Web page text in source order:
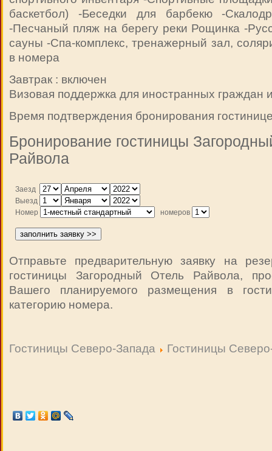
баскетбол) -Беседки для барбекю -
-Песчаный пляж на берегу реки Рощинка -
сауны -Спа-комплекс, тренажерный зал,
в номера
Завтрак : включен
Визовая поддержка для иностранных граждан
Время подтверждения бронирования
Бронирование гостиницы
Райвола
Заезд
Выезд
Номер
номеров
Отправьте предварительную заявку на
гостиницы Загородный Отель Райвола,
Вашего планируемого размещения в
категорию номера.
Гостиницы Северо-Запада Гостиницы